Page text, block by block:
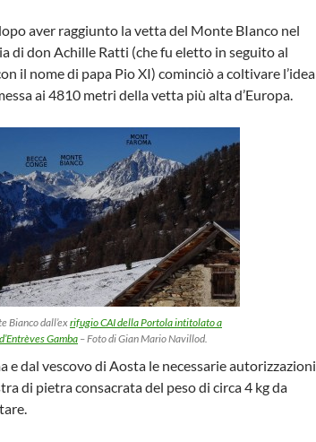
aver raggiunto la vetta del Monte BIanco nel
di don Achille Ratti (che fu eletto in seguito al
il nome di papa Pio XI) cominciò a coltivare l’idea
ai 4810 metri della vetta più alta d’Europa.
Bianco dall’exrifugio CAI della Portola intitolato a
Gamba– Foto di Gian Mario Navillod.
e dal vescovo di Aosta le necessarie autorizzazioni
di pietra consacrata del peso di circa 4 kg da